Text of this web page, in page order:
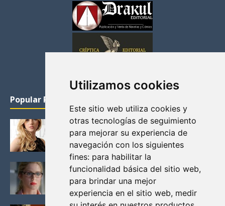
Utilizamos cookies
Este sitio web utiliza cookies y
otras tecnologías de seguimiento
para mejorar su experiencia de
navegación con los siguientes
fines: para habilitar la
funcionalidad básica del sitio web,
para brindar una mejor
experiencia en el sitio web, medir
Popular Posts
KATHERYN WINNICK: LA ACTRIZ MAS GUAPA DE
VIKINGOS
Junio 14, 2013
FELICITY (EMILY BETT RICKARDS), LAS FOTOS
MAS BONITAS DE LA ALIADA DE ARROW
Noviembre 30, 2013